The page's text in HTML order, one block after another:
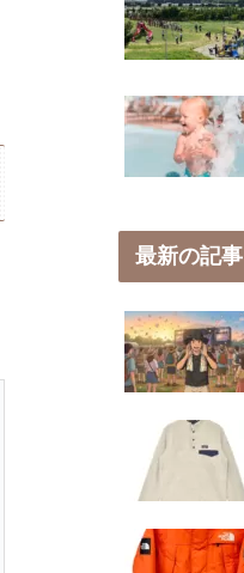
最新の記事